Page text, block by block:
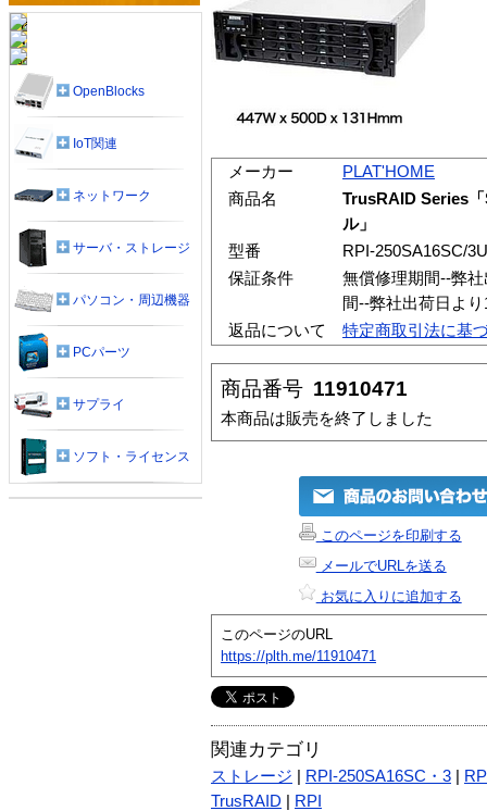
メーカー
PLAT'HOME
商品名
TrusRAID Series
ル」
型番
RPI-250SA16SC/3U
保証条件
無償修理期間--弊
間--弊社出荷日よ
返品について
特定商取引法に基
商品番号 11910471
本商品は販売を終了しました
このページを印刷する
メールでURLを送る
お気に入りに追加する
このページのURL
https://plth.me/11910471
関連カテゴリ
ストレージ RPI-250SA16SC・3
TrusRAID
RPI
OpenBlocks
IoT関連
ネットワーク
サーバ・ストレージ
パソコン・周辺機器
PCパーツ
サプライ
ソフト・ライセンス